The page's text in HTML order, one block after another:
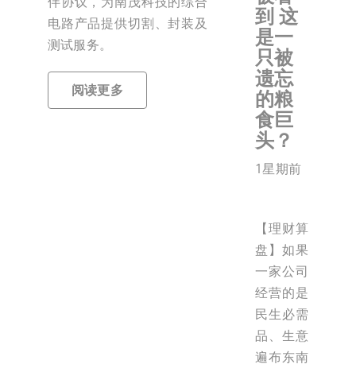
电路产品提供切割、封装及
测试服务。
阅读更多
到 这
是一
只被
遗忘
的粮
食巨
头？
1星期前
【理财算
盘】如果
一家公司
经营的是
民生必需
品、生意
遍布东南